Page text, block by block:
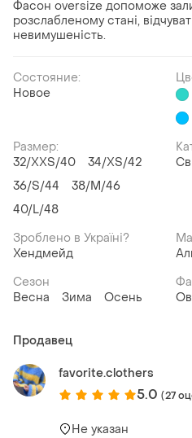
Фасон oversize допоможе
розслабленому стані,
невимушеність.
Состояние:
Новое
Размер:
32/XXS/40
34/XS/42
36/S/44
38/M/46
40/L/48
Зроблено в Україні?
Хендмейд
Сезон
Весна
Зима Осень
Продавец
favorite.clothers
5.0 (27
Не указан